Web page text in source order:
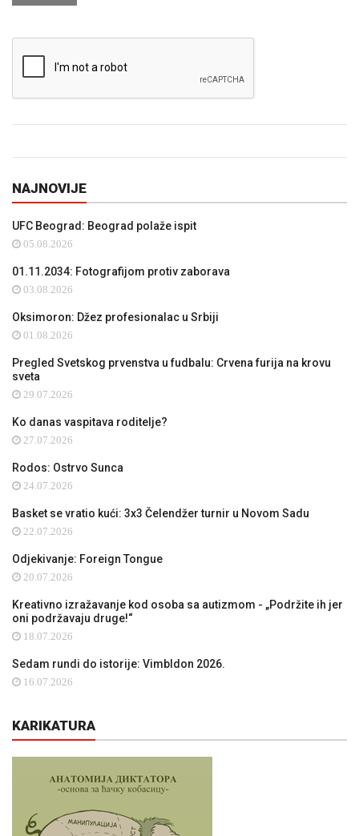
NAJNOVIJE
UFC Beograd: Beograd polaže ispit
05.08.2026
01.11.2034: Fotografijom protiv zaborava
03.08.2026
Oksimoron: Džez profesionalac u Srbiji
01.08.2026
Pregled Svetskog prvenstva u fudbalu: Crvena furija na krovu
sveta
29.07.2026
Ko danas vaspitava roditelje?
27.07.2026
Rodos: Ostrvo Sunca
24.07.2026
Basket se vratio kući: 3x3 Čelendžer turnir u Novom Sadu
22.07.2026
Odjekivanje: Foreign Tongue
20.07.2026
Kreativno izražavanje kod osoba sa autizmom - „Podržite ih jer
oni podržavaju druge!“
18.07.2026
Sedam rundi do istorije: Vimbldon 2026.
16.07.2026
KARIKATURA